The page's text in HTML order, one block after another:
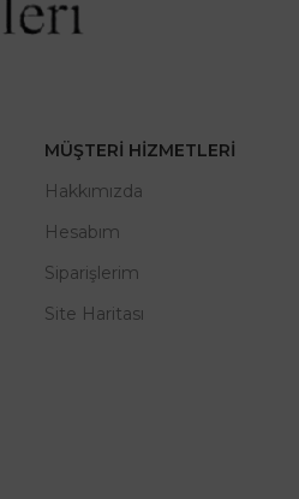
MÜŞTERI HIZMETLERI
Hakkımızda
Hesabım
Siparişlerim
Site Haritası